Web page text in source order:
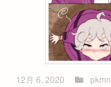
12月 6, 2020 pkmn